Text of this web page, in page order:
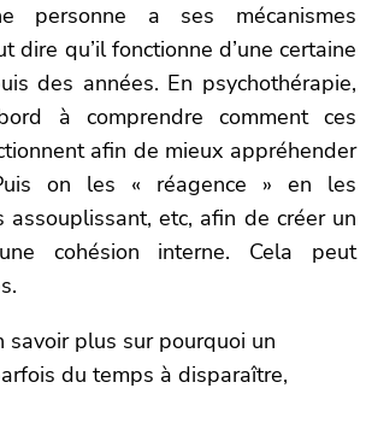
personne a ses mécanismes
dire qu’il fonctionne d’une certaine
des années. En psychothérapie,
à comprendre comment ces
afin de mieux appréhender
on les « réagence » en les
assouplissant, etc, afin de créer un
cohésion interne. Cela peut
savoir plus sur pourquoi un
du temps à disparaître,